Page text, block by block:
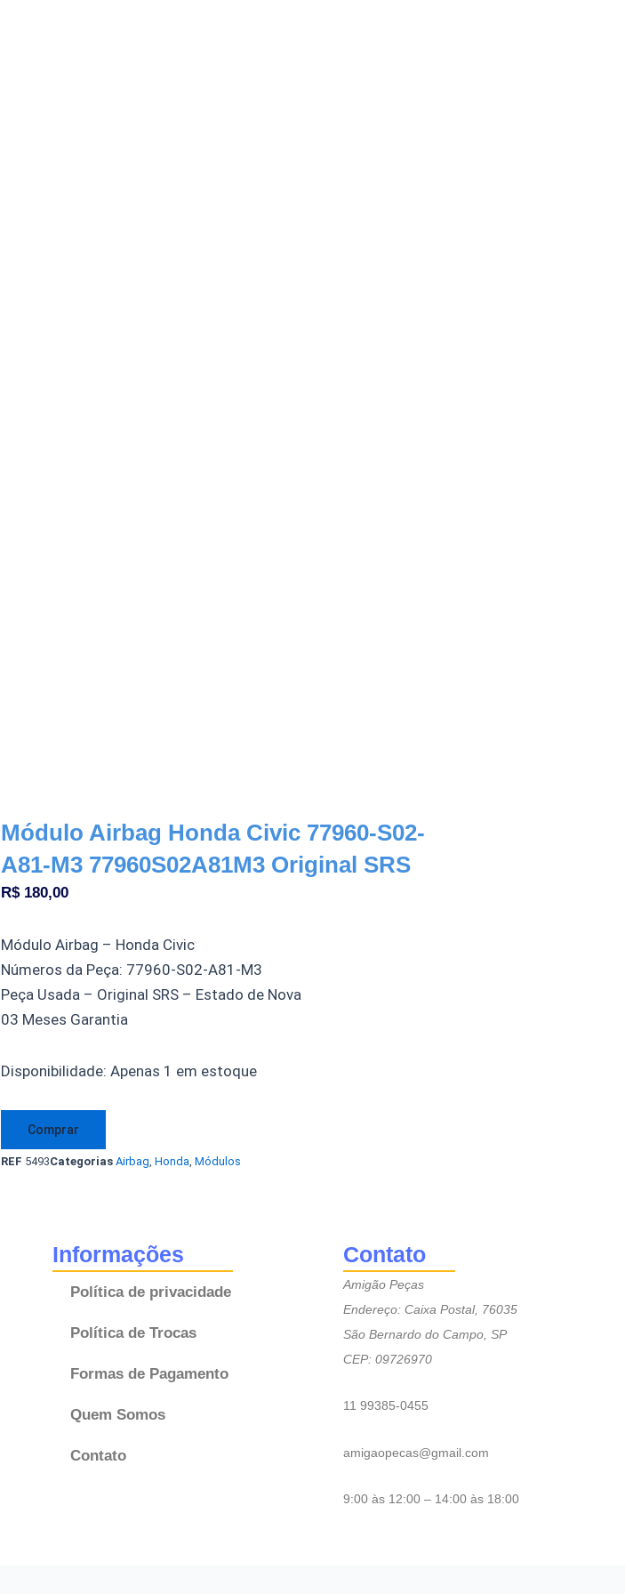
Módulo Airbag Honda Civic 77960-S02-
A81-M3 77960S02A81M3 Original SRS
R$180,00
Módulo Airbag – Honda Civic
Números da Peça: 77960-S02-A81-M3
Peça Usada – Original SRS – Estado de Nova
03 Meses Garantia
Disponibilidade: Apenas 1 em estoque
Módulo
77960-
77960S02A81M3
quantidade
Comprar
REF 5493Categorias Airbag Honda Módulos
Informações
Política de privacidade
Política de Trocas
Formas de Pagamento
Quem Somos
Contato
Contato
Amigão Peças
Endereço: Caixa Postal, 76035
São Bernardo do Campo, SP
CEP: 09726970
11 99385-0455
amigaopecas@gmail.com
9:00 às 12:00 – 14:00 às 18:00